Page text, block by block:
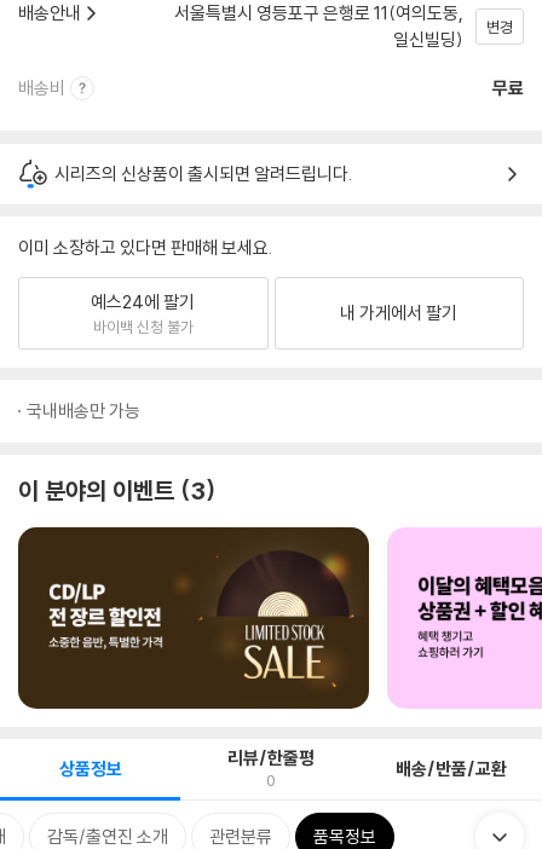
배송안내
서울특별시 영등포구 은행로 11(여의도동,
일신빌딩)
변경
배송비 무료
시리즈의 신상품이 출시되면 알려드립니다.
이미 소장하고 있다면 판매해 보세요.
예스24에 팔기
바이백 신청 불가
내 가게에서 팔기
국내배송만 가능
이 분야의 이벤트 3
상품정보 리뷰/한줄평
0 배송/반품/교환
감독/출연진 소개 관련분류 품목정보